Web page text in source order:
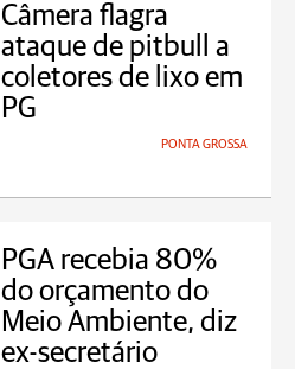
Câmera flagra
ataque de pitbull a
coletores de lixo em
PG
PONTA GROSSA
PGA recebia 80%
do orçamento do
Meio Ambiente, diz
ex-secretário